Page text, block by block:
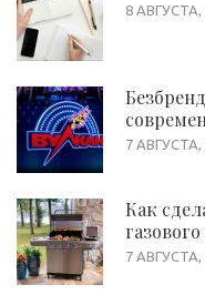
8 АВГУСТА,
7 АВГУСТА,
Как
7 АВГУСТА,